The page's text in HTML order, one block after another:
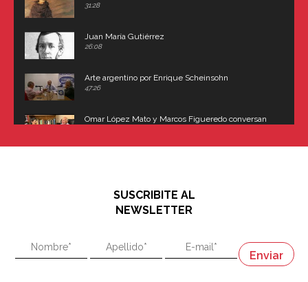
31:28
Juan María Gutiérrez
26:08
Arte argentino por Enrique Scheinsohn
47:26
Omar López Mato y Marcos Figueredo conversan
"En política, la estupidez no es una desventaja"
"En política, la estupidez no es una desventaja"
Napoleón
SUSCRIBITE AL
NEWSLETTER